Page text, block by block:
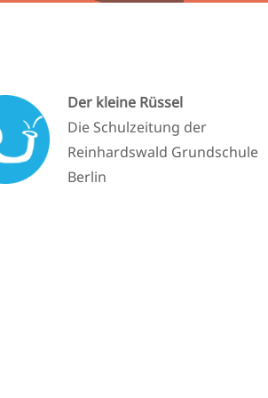
Der kleine Rüssel
Die Schulzeitung der
Reinhardswald Grundschule
Berlin